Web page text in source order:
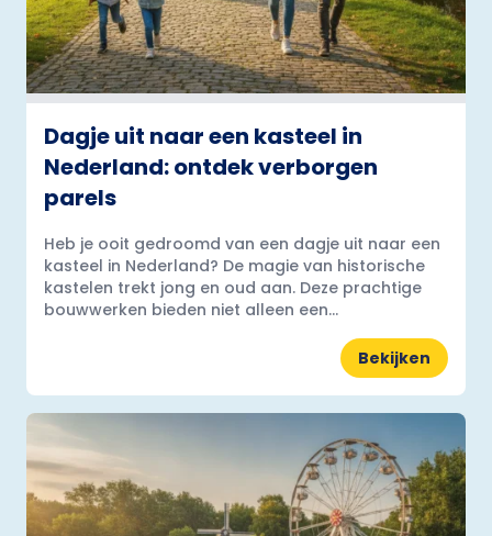
Dagje uit naar een kasteel in
Nederland: ontdek verborgen
parels
Heb je ooit gedroomd van een dagje uit naar een
kasteel in Nederland? De magie van historische
kastelen trekt jong en oud aan. Deze prachtige
bouwwerken bieden niet alleen een...
Bekijken